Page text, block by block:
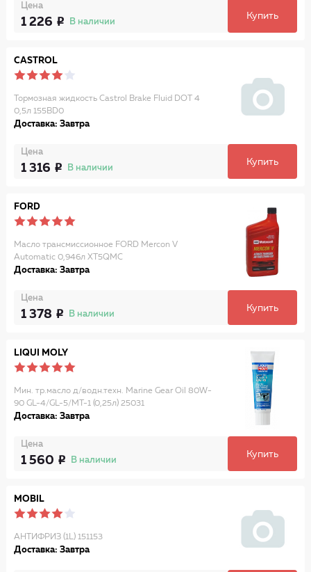
Цена
1 226 В наличии
Купить
CASTROL
Тормозная жидкость Castrol Brake Fluid DOT 4
0,5л 155BD0
Доставка: Завтра
Цена
1 316 В наличии
Купить
FORD
Масло трансмиссионное FORD Mercon V
Automatic 0,946л XT5QMC
Доставка: Завтра
Цена
1 378 В наличии
Купить
LIQUI MOLY
Мин. тр.масло д/водн.техн. Marine Gear Oil 80W-
90 GL-4/GL-5/MT-1 (0,25л) 25031
Доставка: Завтра
Цена
1 560 В наличии
Купить
MOBIL
АНТИФРИЗ (1L) 151153
Доставка: Завтра